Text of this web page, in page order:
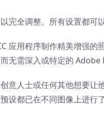
完全调整。所有设置都可
应用程序制作精美增强
无需深入或特定的 Adob​​e
意人士或任何其他想要
设都已在不同图像上进行